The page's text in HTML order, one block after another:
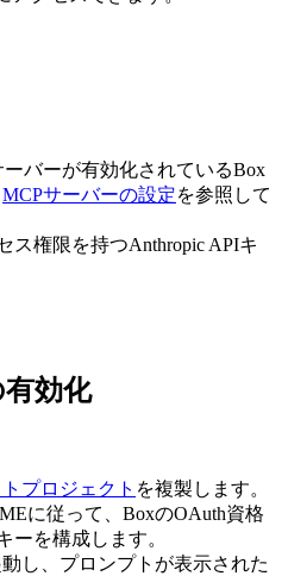
バーが有効化されているBox
MCPサーバーの設定を参照して
ス権限を持つAnthropic APIキ
効化
プロジェクト を複製します。
に従って、BoxのOAuth資格
ーを構成します。
し、プロンプトが表示された